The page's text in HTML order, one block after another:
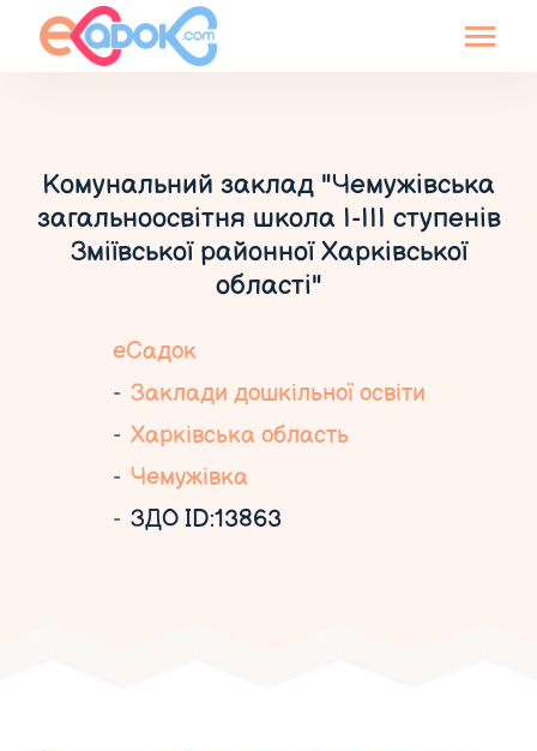
Комунальний заклад "Чемужівська
загальноосвітня школа І-ІІІ ступенів
Зміївської районної Харківської
області"
еСадок
Заклади дошкільної освіти
Харківська область
Чемужівка
ЗДО ID:13863